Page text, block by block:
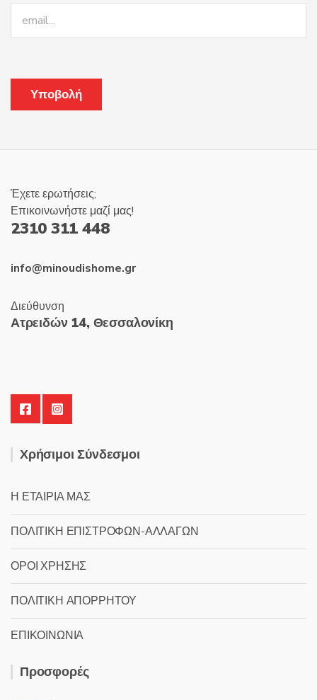
Έχετε ερωτήσεις;
Επικοινωνήστε μαζί μας!
2310 311 448
info@minoudishome.gr
Διεύθυνση
Ατρειδών 14, Θεσσαλονίκη
Χρήσιμοι Σύνδεσμοι
Η ΕΤΑΙΡΙΑ ΜΑΣ
ΠΟΛΙΤΙΚΗ ΕΠΙΣΤΡΟΦΩΝ-ΑΛΛΑΓΩΝ
ΟΡΟΙ ΧΡΗΣΗΣ
ΠΟΛΙΤΙΚΗ ΑΠΟΡΡΗΤΟΥ
ΕΠΙΚΟΙΝΩΝΙΑ
Προσφορές